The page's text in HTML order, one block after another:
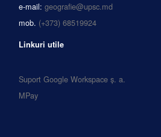
e-mail: geografie@upsc.md
mob. (+373) 68519924
Linkuri utile
Suport Google Workspace ș. a.
MPay